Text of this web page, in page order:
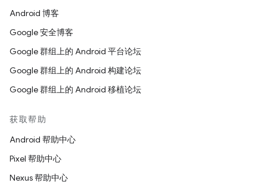
Android 博客
Google 安全博客
Google 群组上的 Android 平台论坛
Google 群组上的 Android 构建论坛
Google 群组上的 Android 移植论坛
获取帮助
Android 帮助中心
Pixel 帮助中心
Nexus 帮助中心